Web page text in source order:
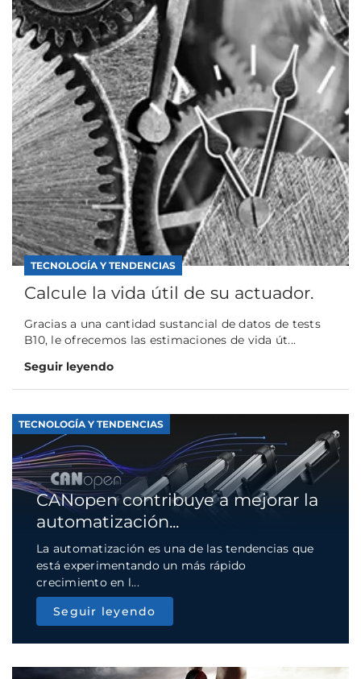
TECNOLOGÍA Y TENDENCIAS
Calcule la vida útil de su actuador.
Gracias a una cantidad sustancial de datos de tests
B10, le ofrecemos las estimaciones de vida út...
Seguir leyendo
TECNOLOGÍA Y TENDENCIAS
CANopen contribuye a mejorar la
automatización...
La automatización es una de las tendencias que
está experimentando un más rápido
crecimiento en l...
Seguir leyendo